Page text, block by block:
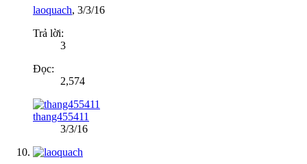
laoquach, 3/3/16
Trả lời:
3
Đọc:
2,574
thang455411
3/3/16